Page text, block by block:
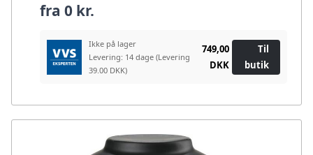
fra 0 kr.
Ikke på lager
Levering: 14 dage (Levering
39.00 DKK)
749,00
DKK
Til
butik